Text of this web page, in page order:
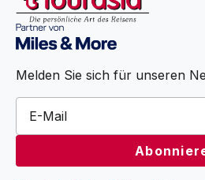
Melden Sie sich für unseren